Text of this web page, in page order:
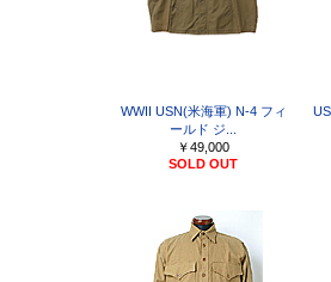
WWII USN(米海軍) N-4 フィ
ールド ジ...
￥49,000
SOLD OUT